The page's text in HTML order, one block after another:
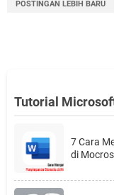
POSTINGAN LEBIH BARU
Tutorial
7 Cara
di